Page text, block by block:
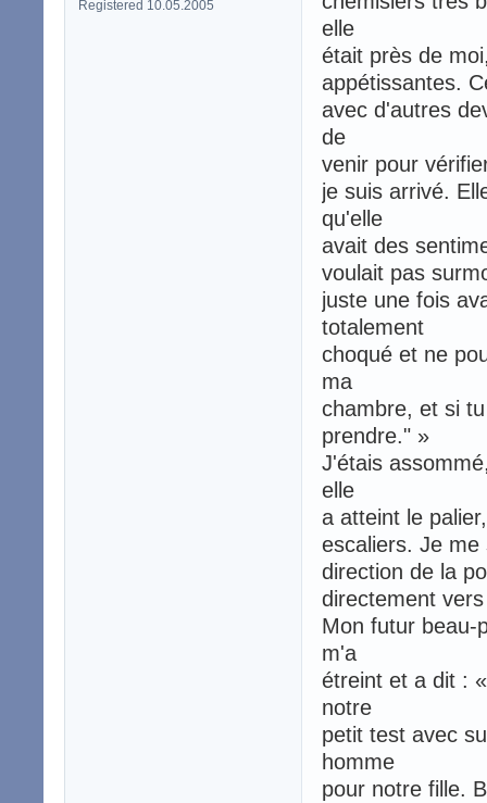
Registered 10.05.2005
elle
était près de
appétissantes.
avec d'autres
de
venir pour
je suis arrivé.
qu'elle
avait des
voulait pas
juste une fois
totalement
choqué et ne
ma
chambre, et si
prendre." »
J'étais
elle
a atteint le
escaliers. Je
direction de la
directement
Mon futur beau-
m'a
étreint et a dit :
notre
petit test avec
homme
pour notre fille.